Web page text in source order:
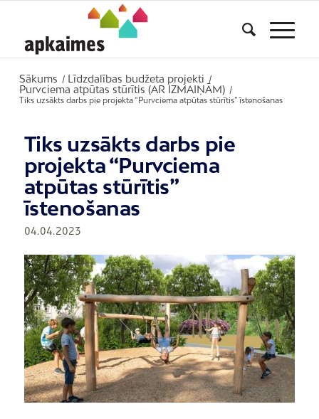
Sākums / Līdzdalības budžeta projekti /
Purvciema atpūtas stūrītis (AR IZMAIŅĀM) /
Tiks uzsākts darbs pie projekta “Purvciema atpūtas stūrītis” īstenošanas
Tiks uzsākts darbs pie
projekta “Purvciema
atpūtas stūrītis”
īstenošanas
04.04.2023